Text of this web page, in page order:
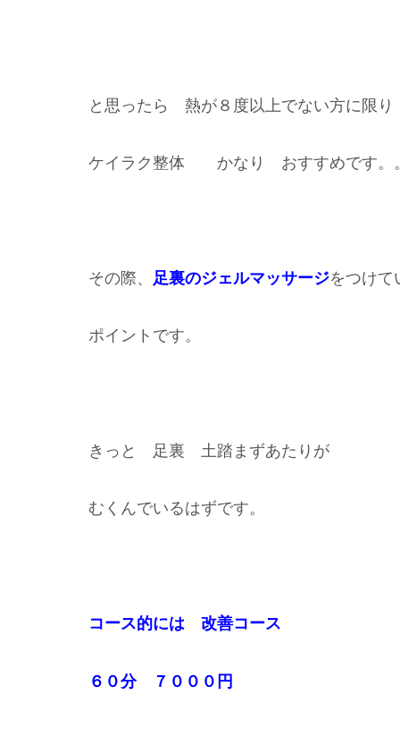
と思ったら 熱が８度以上でない方に限り
ケイラク整体 かなり おすすめです。。
その際、 足裏のジェルマッサージをつけて
ポイントです。
きっと 足裏 土踏まずあたりが
むくんでいるはずです。
コース的には 改善コース
６０分 ７０００円